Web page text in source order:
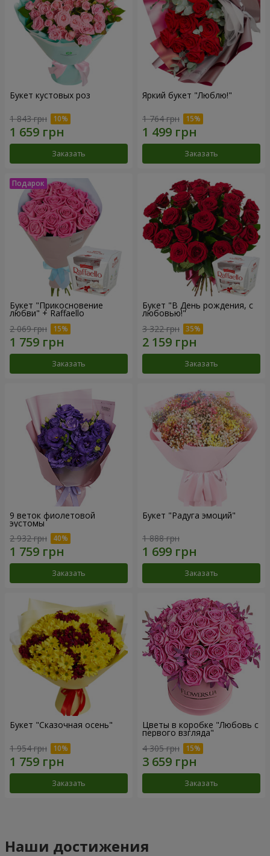
Букет кустовых роз
1 843 грн
Заказать
Яркий букет "Люблю!"
1 764 грн
Заказать
Букет "Прикосновение
любви" + Raffaello
2 069 грн
Заказать
Букет "В День рождения, с
любовью!"
3 322 грн
Заказать
9 веток фиолетовой
эустомы
2 932 грн
Заказать
Букет "Радуга эмоций"
1 888 грн
Заказать
Букет "Сказочная осень"
1 954 грн
Заказать
Цветы в коробке "Любовь с
первого взгляда"
4 305 грн
Заказать
Наши достижения